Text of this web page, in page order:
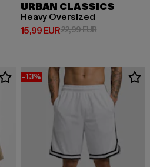
19,99 EUR
URBAN CLASSICS
Heavy Oversized
15,99 EUR
Derzeitiger Preis: 15,99 EUR
22,99 EURAktionspreis:
-13%